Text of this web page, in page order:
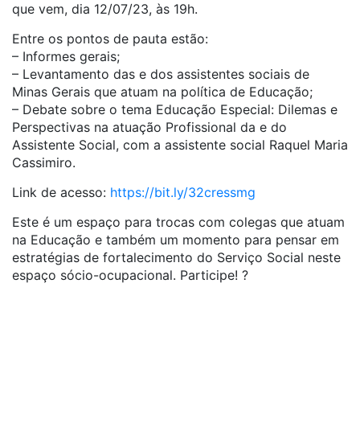
que vem, dia 12/07/23, às 19h.
Entre os pontos de pauta estão:
– Informes gerais;
– Levantamento das e dos assistentes sociais de
Minas Gerais que atuam na política de Educação;
– Debate sobre o tema Educação Especial: Dilemas e
Perspectivas na atuação Profissional da e do
Assistente Social, com a assistente social Raquel Maria
Cassimiro.
Link de acesso: https://bit.ly/32cressmg
Este é um espaço para trocas com colegas que atuam
na Educação e também um momento para pensar em
estratégias de fortalecimento do Serviço Social neste
espaço sócio-ocupacional. Participe! ?